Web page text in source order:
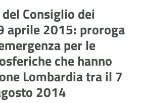
Consiglio dei
aprile 2015: proroga
per le
che hanno
Lombardia tra il 7
2014